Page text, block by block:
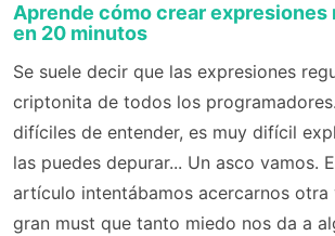
Aprende cómo crear expresiones
en 20 minutos
Se suele decir que las expresiones
criptonita de todos los
difíciles de entender, es muy difícil
las puedes depurar... Un asco vamos.
artículo intentábamos acercarnos otra
gran must que tanto miedo nos da a